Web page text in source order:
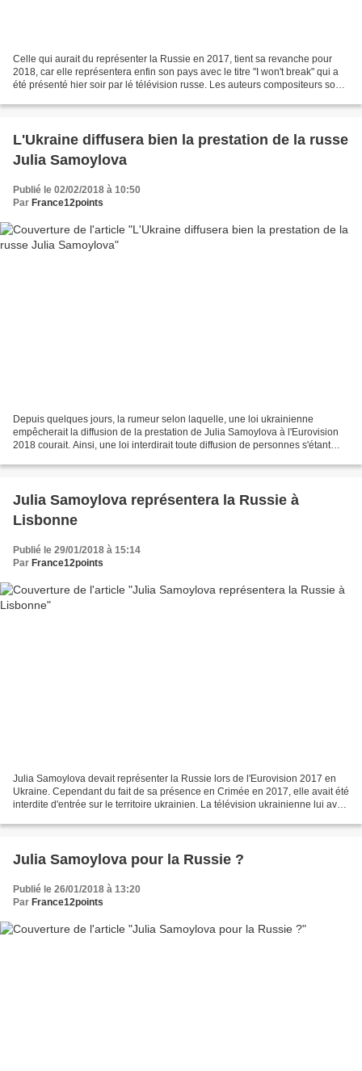
Celle qui aurait du représenter la Russie en 2017, tient sa revanche pour
2018, car elle représentera enfin son pays avec le titre "I won't break" qui a
été présenté hier soir par lé télévision russe. Les auteurs compositeurs sont
L'Ukraine diffusera bien la prestation de la russe
Julia Samoylova
Publié le 02/02/2018 à 10:50
Par France12points
Depuis quelques jours, la rumeur selon laquelle, une loi ukrainienne
empêcherait la diffusion de la prestation de Julia Samoylova à l'Eurovision
2018 courait. Ainsi, une loi interdirait toute diffusion de personnes s'étant
Julia Samoylova représentera la Russie à
Lisbonne
Publié le 29/01/2018 à 15:14
Par France12points
Julia Samoylova devait représenter la Russie lors de l'Eurovision 2017 en
Ukraine. Cependant du fait de sa présence en Crimée en 2017, elle avait été
interdite d'entrée sur le territoire ukrainien. La télévision ukrainienne lui avait
Julia Samoylova pour la Russie ?
Publié le 26/01/2018 à 13:20
Par France12points